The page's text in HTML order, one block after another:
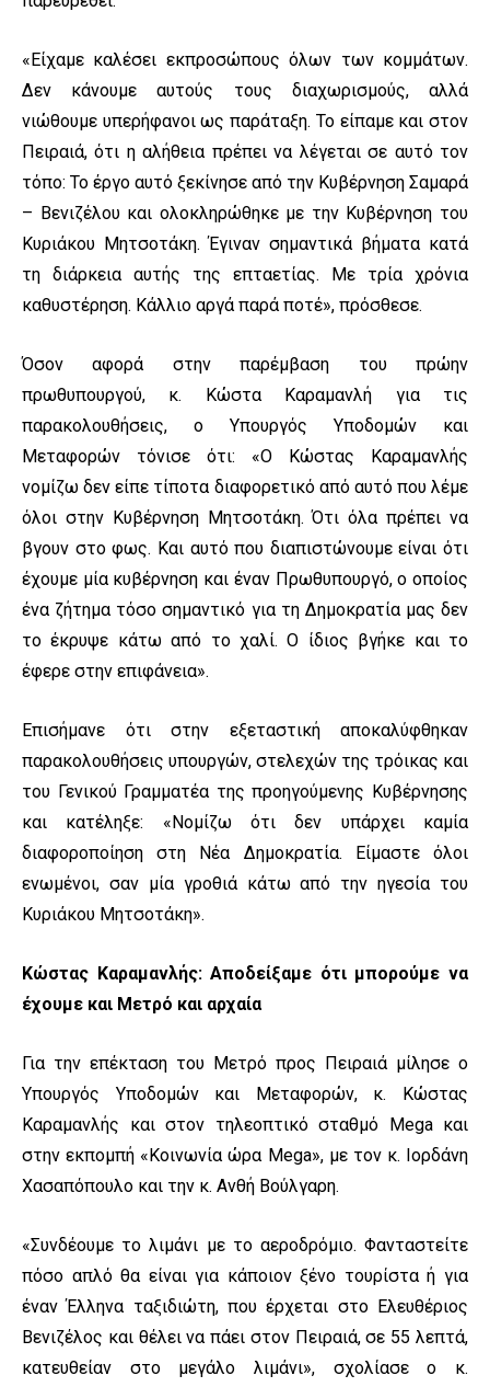
«Είχαμε καλέσει εκπροσώπους όλων των κομμάτων.
Δεν κάνουμε αυτούς τους διαχωρισμούς, αλλά
νιώθουμε υπερήφανοι ως παράταξη. Το είπαμε και στον
Πειραιά, ότι η αλήθεια πρέπει να λέγεται σε αυτό τον
τόπο: Το έργο αυτό ξεκίνησε από την Κυβέρνηση Σαμαρά
– Βενιζέλου και ολοκληρώθηκε με την Κυβέρνηση του
Κυριάκου Μητσοτάκη. Έγιναν σημαντικά βήματα κατά
τη διάρκεια αυτής της επταετίας. Με τρία χρόνια
καθυστέρηση. Κάλλιο αργά παρά ποτέ», πρόσθεσε.
Όσον αφορά στην παρέμβαση του πρώην
πρωθυπουργού, κ. Κώστα Καραμανλή για τις
παρακολουθήσεις, ο Υπουργός Υποδομών και
Μεταφορών τόνισε ότι: «Ο Κώστας Καραμανλής
νομίζω δεν είπε τίποτα διαφορετικό από αυτό που λέμε
όλοι στην Κυβέρνηση Μητσοτάκη. Ότι όλα πρέπει να
βγουν στο φως. Και αυτό που διαπιστώνουμε είναι ότι
έχουμε μία κυβέρνηση και έναν Πρωθυπουργό, ο οποίος
ένα ζήτημα τόσο σημαντικό για τη Δημοκρατία μας δεν
το έκρυψε κάτω από το χαλί. Ο ίδιος βγήκε και το
έφερε στην επιφάνεια».
Επισήμανε ότι στην εξεταστική αποκαλύφθηκαν
παρακολουθήσεις υπουργών, στελεχών της τρόικας και
του Γενικού Γραμματέα της προηγούμενης Κυβέρνησης
και κατέληξε: «Νομίζω ότι δεν υπάρχει καμία
διαφοροποίηση στη Νέα Δημοκρατία. Είμαστε όλοι
ενωμένοι, σαν μία γροθιά κάτω από την ηγεσία του
Κυριάκου Μητσοτάκη».
Κώστας Καραμανλής: Αποδείξαμε ότι μπορούμε να
έχουμε και Μετρό και αρχαία
Για την επέκταση του Μετρό προς Πειραιά μίλησε ο
Υπουργός Υποδομών και Μεταφορών, κ. Κώστας
Καραμανλής και στον τηλεοπτικό σταθμό Mega και
στην εκπομπή «Κοινωνία ώρα Mega», με τον κ. Ιορδάνη
Χασαπόπουλο και την κ. Ανθή Βούλγαρη.
«Συνδέουμε το λιμάνι με το αεροδρόμιο. Φανταστείτε
πόσο απλό θα είναι για κάποιον ξένο τουρίστα ή για
έναν Έλληνα ταξιδιώτη, που έρχεται στο Ελευθέριος
Βενιζέλος και θέλει να πάει στον Πειραιά, σε 55 λεπτά,
κατευθείαν στο μεγάλο λιμάνι», σχολίασε ο κ.